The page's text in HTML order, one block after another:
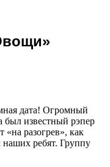
дата! Огромный
был известный рэпер
«на разогрев», как
наших ребят. Группу